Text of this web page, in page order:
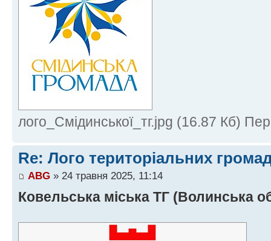
лого_Смідинської_тг.jpg (16.87 Кб)
Re: Лого територіальних
ABG » 24 травня 2025, 11:14
Ковельська міська ТГ (Волинська